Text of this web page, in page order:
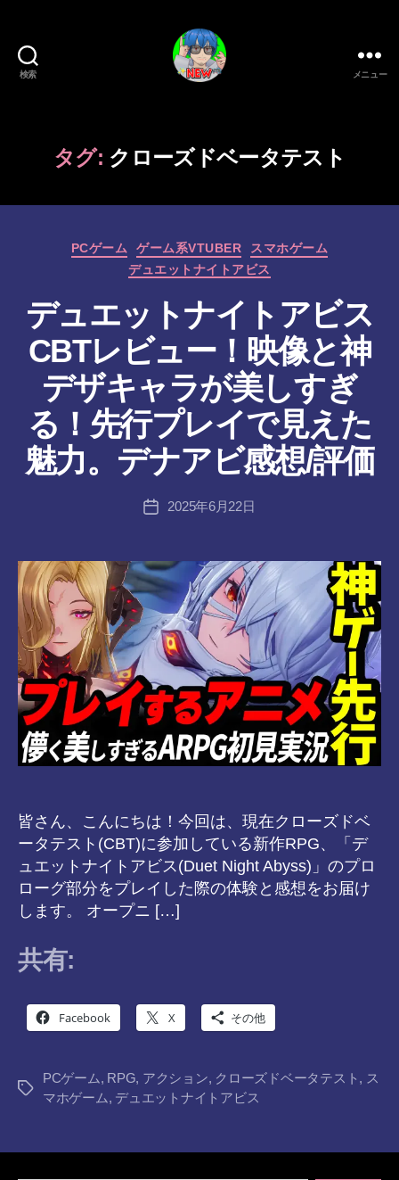
検索
ー
ム/
ジ
ッ
ト
VTuber
さ
む
た
ん
メニュー
タグ: クローズドベータテスト
カ
テ
リ
ー
PCゲーム ゲーム系VTUBER
スマホゲーム
デュエットナイトアビス
デュエットナイトアビス
CBTレビュー！映像と神
デザキャラが美しすぎ
る！先行プレイで見えた
魅力。デナアビ感想/評価
投
稿
作
者
:
a
8-
vr
投
2025年6月22日
皆さん、こんにちは！今回は、現在クローズドベ
ータテスト(CBT)に参加している新作RPG、「デ
ュエットナイトアビス(Duet Night Abyss)」のプロ
ローグ部分をプレイした際の体験と感想をお届け
します。 オープニ […]
共有:
Facebook X その他
タ
PCゲーム, RPG, アクション, クローズドベータテスト , ス
マホゲーム, デュエットナイトアビス